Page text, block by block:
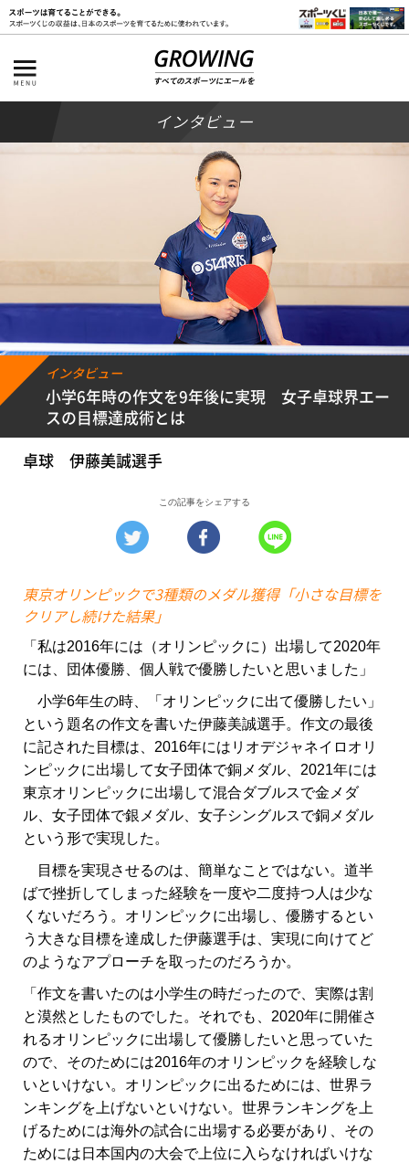
インタビュー
インタビュー
小学6年時の作文を9年後に実現 女子卓球界エー
スの目標達成術とは
卓球 伊藤美誠選手
この記事をシェアする
東京オリンピックで3種類のメダル獲得「小さな目標を
クリアし続けた結果」
「私は2016年には（オリンピックに）出場して2020年
には、団体優勝、個人戦で優勝したいと思いました」
小学6年生の時、「オリンピックに出て優勝したい」
という題名の作文を書いた伊藤美誠選手。作文の最後
に記された目標は、2016年にはリオデジャネイロオリ
ンピックに出場して女子団体で銅メダル、2021年には
東京オリンピックに出場して混合ダブルスで金メダ
ル、女子団体で銀メダル、女子シングルスで銅メダル
という形で実現した。
目標を実現させるのは、簡単なことではない。道半
ばで挫折してしまった経験を一度や二度持つ人は少な
くないだろう。オリンピックに出場し、優勝するとい
う大きな目標を達成した伊藤選手は、実現に向けてど
のようなアプローチを取ったのだろうか。
「作文を書いたのは小学生の時だったので、実際は割
と漠然としたものでした。それでも、2020年に開催さ
れるオリンピックに出場して優勝したいと思っていた
ので、そのためには2016年のオリンピックを経験しな
いといけない。オリンピックに出るためには、世界ラ
ンキングを上げないといけない。世界ランキングを上
げるためには海外の試合に出場する必要があり、その
ためには日本国内の大会で上位に入らなければいけな